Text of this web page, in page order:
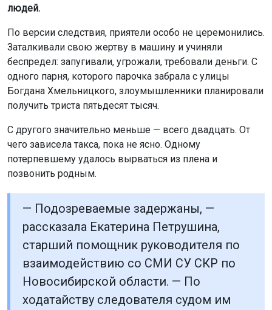
людей.
По версии следствия, приятели особо не церемонились.
Заталкивали свою жертву в машину и учиняли
беспредел: запугивали, угрожали, требовали деньги. С
одного парня, которого парочка забрала с улицы
Богдана Хмельницкого, злоумышленники планировали
получить триста пятьдесят тысяч.
С другого значительно меньше — всего двадцать. От
чего зависела такса, пока не ясно. Одному
потерпевшему удалось вырваться из плена и
позвонить родным.
— Подозреваемые задержаны, —
рассказала Екатерина Петрушина,
старший помощник руководителя по
взаимодействию со СМИ СУ СКР по
Новосибирской области. — По
ходатайству следователя судом им